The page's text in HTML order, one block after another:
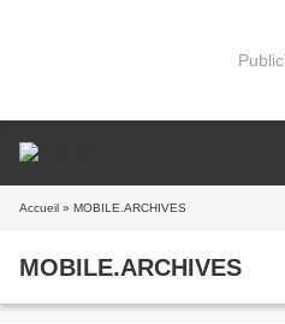
Accueil » MOBILE.ARCHIVES
MOBILE.ARCHIVES